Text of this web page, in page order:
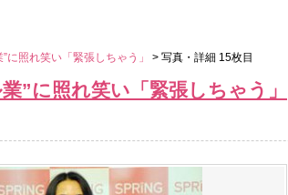
に照れ笑い「緊張しちゃう」 > 写真・詳細 15枚目
”に照れ笑い「緊張しちゃう」